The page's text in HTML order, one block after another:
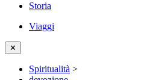
Storia
Viaggi
✕
Spiritualità >